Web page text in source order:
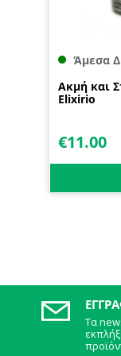
Άμεσα
Ακμή και
Elixirio
€11.00
Τα